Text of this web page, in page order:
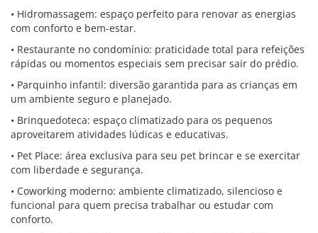
• Hidromassagem: espaço perfeito para renovar as energias
com conforto e bem-estar.
• Restaurante no condomínio: praticidade total para refeições
rápidas ou momentos especiais sem precisar sair do prédio.
• Parquinho infantil: diversão garantida para as crianças em
um ambiente seguro e planejado.
• Brinquedoteca: espaço climatizado para os pequenos
aproveitarem atividades lúdicas e educativas.
• Pet Place: área exclusiva para seu pet brincar e se exercitar
com liberdade e segurança.
• Coworking moderno: ambiente climatizado, silencioso e
funcional para quem precisa trabalhar ou estudar com
conforto.